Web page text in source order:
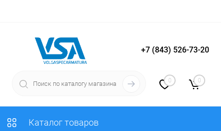
Вход Регистрация
+7 (843) 526-73-20
0 0
Каталог товаров